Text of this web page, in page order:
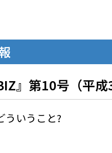
』第10号（平成
ういうこと?